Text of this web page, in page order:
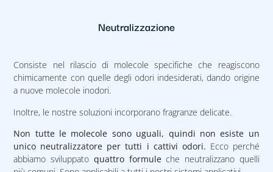
Neutralizzazione
Consiste nel rilascio di molecole specifiche che reagiscono
chimicamente con quelle degli odori indesiderati, dando origine
a nuove molecole inodori.
Inoltre, le nostre soluzioni incorporano fragranze delicate.
Non tutte le molecole sono uguali, quindi non esiste un
unico neutralizzatore per tutti i cattivi odori. Ecco perché
abbiamo sviluppato quattro formuleche neutralizzano quelli